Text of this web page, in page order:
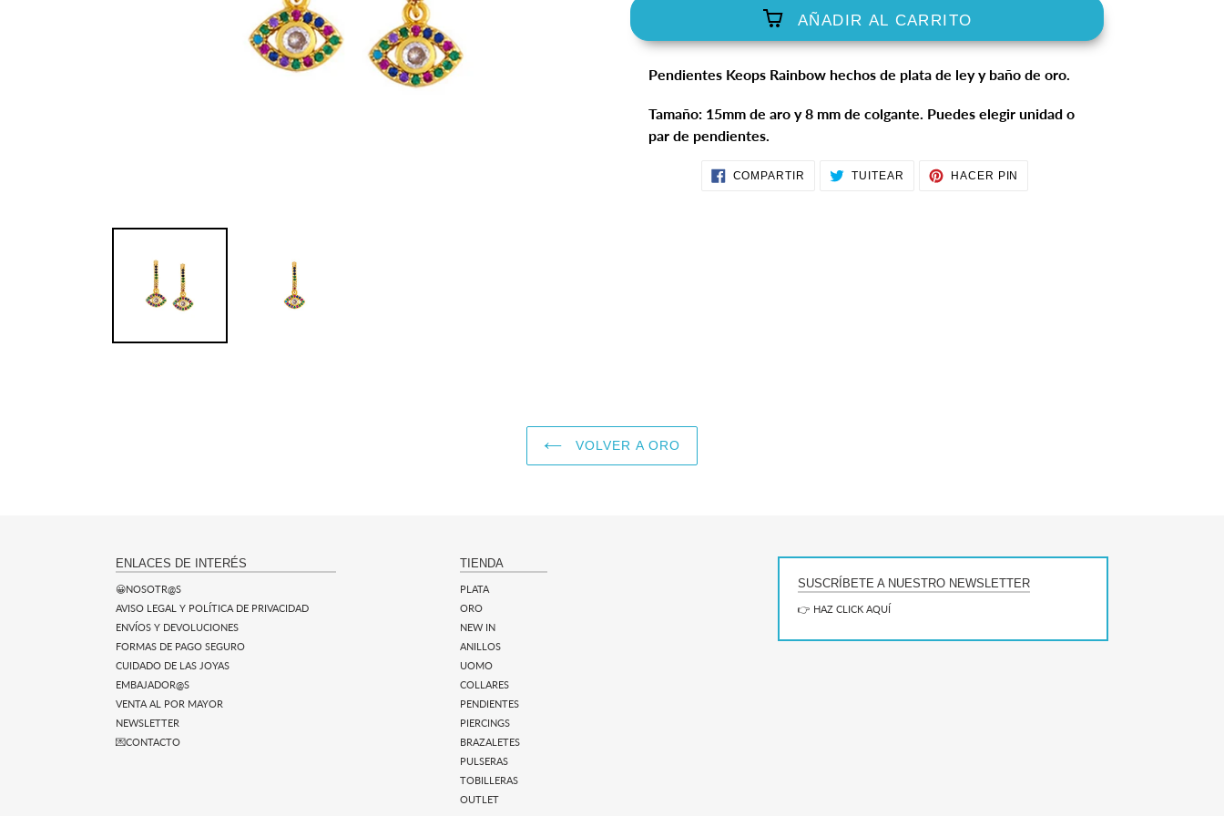
AÑADIR AL CARRITO
Pendientes Keops Rainbow hechos de plata de ley y baño de oro.
Tamaño: 15mm de aro y 8 mm de colgante. Puedes elegir unidad o
par de pendientes.
COMPARTIR COMPARTIRTUITEAR TUITEARHACER PIN
VOLVER A ORO
ENLACES DE INTERÉS
😀NOSOTR@S
AVISO LEGAL Y POLÍTICA DE PRIVACIDAD
ENVÍOS Y DEVOLUCIONES
FORMAS DE PAGO SEGURO
CUIDADO DE LAS JOYAS
EMBAJADOR@S
VENTA AL POR MAYOR
NEWSLETTER
💌CONTACTO
TIENDA
PLATA
ORO
NEW IN
ANILLOS
UOMO
COLLARES
PENDIENTES
PIERCINGS
BRAZALETES
PULSERAS
TOBILLERAS
OUTLET
SUSCRÍBETE A NUESTRO NEWSLETTER
👉 HAZ CLICK AQUÍ